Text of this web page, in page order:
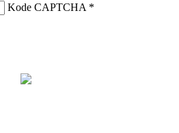
Kode CAPTCHA *